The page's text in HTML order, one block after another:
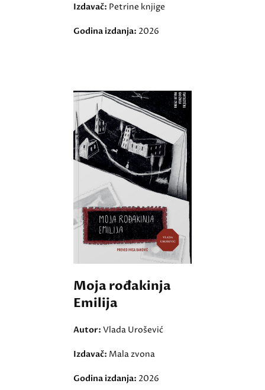
Izdavač: Petrine knjige
Godina izdanja: 2026
Moja rođakinja
Emilija
Autor: Vlada Urošević
Izdavač: Mala zvona
Godina izdanja: 2026